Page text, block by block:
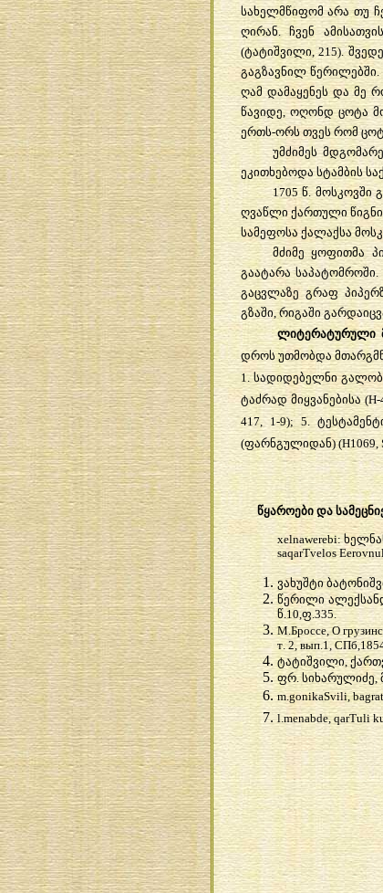
სახელმწიფომ არა თუ
ღირან. ჩვენ
(ტატიშვილი, 215).
გაგზავნილ წერილებში.
ღამ დამაყენეს და მე
წავიდე, ოღონდ ცოტა
ერთს-ორს თვეს რომ
უმძიმეს
ეკითხებოდა სტამბის
1705 წ.
ღვაწლი ქართული
სამეფოსა ქალაქსა
მძიმე ყოფითმა
გაატარა
გაცვლაზე გრაფ
გზაში, რიგაში
ლიტერატურული
დროს უთმობდა
1. სადიდებელნი
ტაძრად მიყვანებისა
417, 1-9); 5.
(ფარნგულიდან) (H1069,
წყაროები და
xelnawerebi:
saqarTvelos
ვახუშტი
წერილი
წ.10,ფ.335.
М.Броссе,О
т. 2,вып.1,СПб
ტატიშვილი,
ფრ. სიხარულიძე,
m.gonikaSvili,
l.menabde, qarTuli